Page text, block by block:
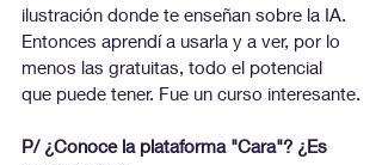
ilustración donde te enseñan sobre la IA.
Entonces aprendí a usarla y a ver, por lo
menos las gratuitas, todo el potencial
que puede tener. Fue un curso interesante.
P/ ¿Conoce la plataforma "Cara"? ¿Es